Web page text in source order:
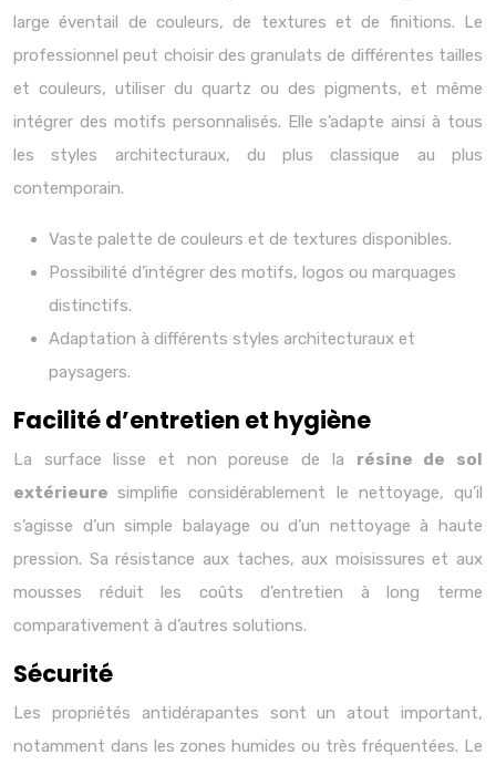
large éventail de couleurs, de textures et de finitions. Le
professionnel peut choisir des granulats de différentes tailles
et couleurs, utiliser du quartz ou des pigments, et même
intégrer des motifs personnalisés. Elle s’adapte ainsi à tous
les styles architecturaux, du plus classique au plus
contemporain.
Vaste palette de couleurs et de textures disponibles.
Possibilité d’intégrer des motifs, logos ou marquages
distinctifs.
Adaptation à différents styles architecturaux et
paysagers.
Facilité d’entretien et hygiène
La surface lisse et non poreuse de la résine de sol
extérieuresimplifie considérablement le nettoyage, qu’il
s’agisse d’un simple balayage ou d’un nettoyage à haute
pression. Sa résistance aux taches, aux moisissures et aux
mousses réduit les coûts d’entretien à long terme
comparativement à d’autres solutions.
Sécurité
Les propriétés antidérapantes sont un atout important,
notamment dans les zones humides ou très fréquentées. Le